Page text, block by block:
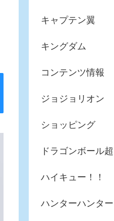
キャプテン翼
キングダム
コンテンツ情報
ジョジョリオン
ショッピング
ドラゴンボール超
ハイキュー！！
ハンターハンター